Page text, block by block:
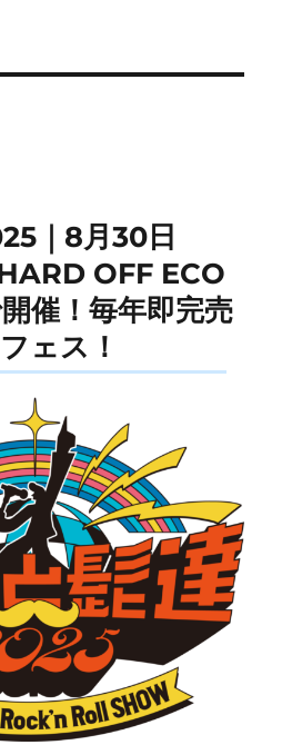
｜8月30日
HARD OFF ECO
催！毎年即完売
ェス！